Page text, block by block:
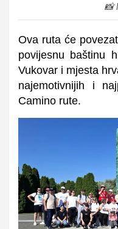
📸
Ova ruta će
povijesnu baštinu
Vukovar i mjesta
najemotivnijih i
Camino rute.